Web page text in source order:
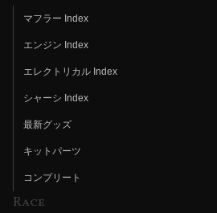
マフラー Index
エンジン Index
エレクトリカル Index
シャーシ Index
最新グッズ
キットパーツ
コンプリート
Race